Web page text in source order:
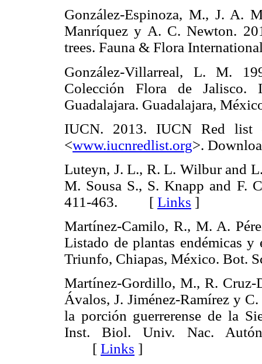
González-Espinoza, M., J. A.
Manríquez y A. C. Newton.
trees. Fauna & Flora
González-Villarreal, L. M.
Colección Flora de Jalisco.
Guadalajara. Guadalajara,
IUCN. 2013. IUCN Red list
<www.iucnredlist.org>.
Luteyn, J. L., R. L. Wilbur and
M. Sousa S., S. Knapp and F.
411-463. [ Links ]
Martínez-Camilo, R., M. A.
Listado de plantas endémicas
Triunfo, Chiapas, México.
Martínez-Gordillo, M., R. Cruz-
Ávalos, J. Jiménez-Ramírez y
la porción guerrerense de la
Inst. Biol. Univ. Nac.
[ Links ]